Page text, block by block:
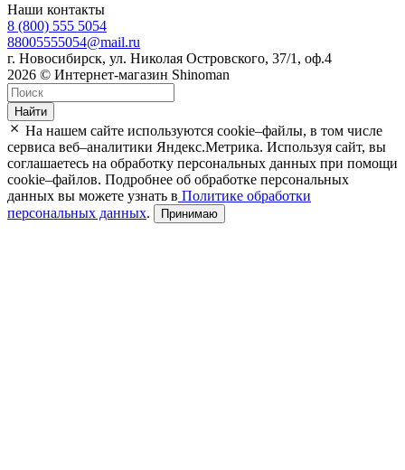
Наши контакты
8 (800) 555 5054
88005555054@mail.ru
г. Новосибирск, ул. Николая Островского, 37/1, оф.4
2026 © Интернет-магазин Shinoman
Найти
На нашем сайте используются cookie–файлы, в том числе
сервиса веб–аналитики Яндекс.Метрика. Используя сайт, вы
соглашаетесь на обработку персональных данных при помощи
cookie–файлов. Подробнее об обработке персональных
данных вы можете узнать в Политике обработки
персональных данных. Принимаю